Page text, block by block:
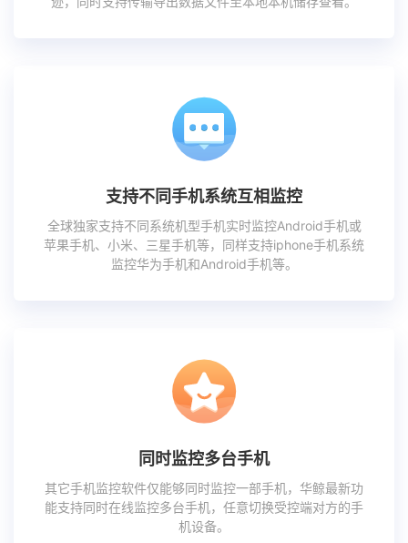
支持不同手机系统互相监控
全球独家支持不同系统机型手机实时监控Android手机或
苹果手机、小米、三星手机等，同样支持iphone手机系统
监控华为手机和Android手机等。
同时监控多台手机
其它手机监控软件仅能够同时监控一部手机，华鲸最新功
能支持同时在线监控多台手机，任意切换受控端对方的手
机设备。